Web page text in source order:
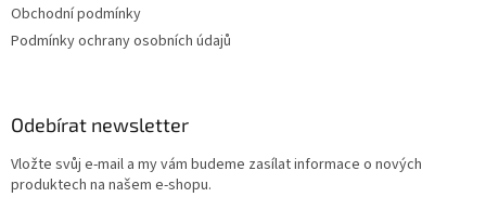
Obchodní podmínky
Podmínky ochrany osobních údajů
Odebírat newsletter
Vložte svůj e-mail a my vám budeme zasílat informace o nových
produktech na našem e-shopu.